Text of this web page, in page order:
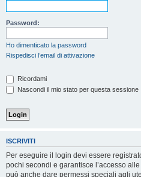
Password:
Ho dimenticato la password
Rispedisci l’email di attivazione
Ricordami
Nascondi il mio stato per questa sessione
ISCRIVITI
Per eseguire il login devi essere
pochi secondi e garantisce l’accesso
può anche dare permessi speciali agli